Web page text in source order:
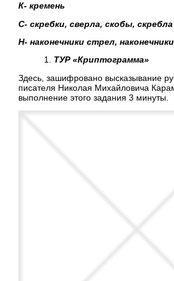
К- кремень
С- скребки, сверла, скобы, скребла
Н- наконечники стрел,
ТУР «Криптограмма»
Здесь, зашифровано высказывание
писателя Николая Михайловича
выполнение этого задания 3 минуты.